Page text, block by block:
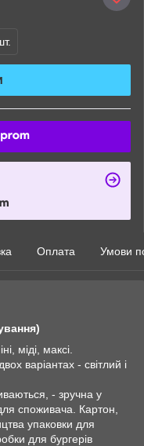
Оплата Умови
міді, максі.
варіантах - світлий і
- зручна у
споживача. Картон,
упаковки для
для бургерів